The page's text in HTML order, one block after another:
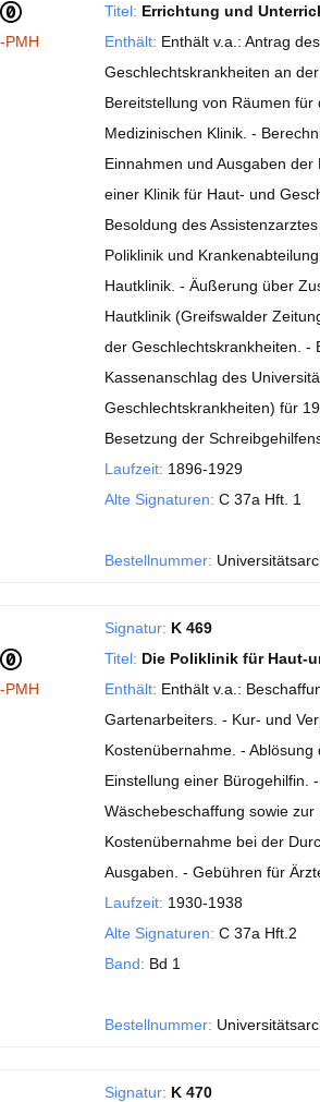
PMH
Titel: Errichtung und
Enthält: Enthält v.a.: Antrag
Geschlechtskrankheiten an
Bereitstellung von Räumen
Medizinischen Klinik. -
Einnahmen und Ausgaben
einer Klinik für Haut- und
Besoldung des
Poliklinik und
Hautklinik. - Äußerung über
Hautklinik (Greifswalder
der Geschlechtskrankheiten. -
Kassenanschlag des
Geschlechtskrankheiten) für
Besetzung der
Laufzeit: 1896-1929
Alte Signaturen: C 37a Hft. 1
Bestellnummer:
PMH
Signatur: K 469
Titel: Die Poliklinik für Haut-
Enthält: Enthält v.a.:
Gartenarbeiters. - Kur- und
Kostenübernahme. -
Einstellung einer Bürogehilfin.
Wäschebeschaffung sowie
Kostenübernahme bei der
Ausgaben. - Gebühren für
Laufzeit: 1930-1938
Alte Signaturen: C 37a Hft.2
Band: Bd 1
Bestellnummer:
Signatur: K 470